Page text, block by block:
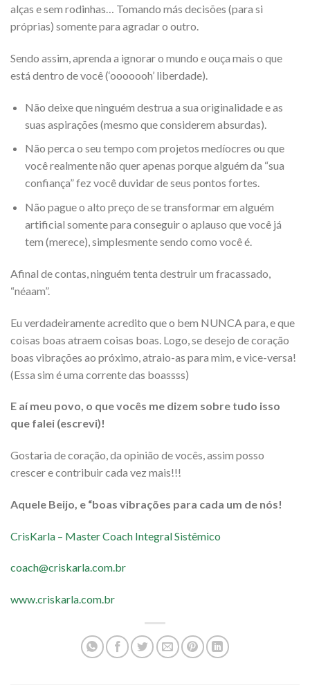
alças e sem rodinhas… Tomando más decisões (para si
próprias) somente para agradar o outro.
Sendo assim, aprenda a ignorar o mundo e ouça mais o que
está dentro de você (‘ooooooh’ liberdade).
Não deixe que ninguém destrua a sua originalidade e as
suas aspirações (mesmo que considerem absurdas).
Não perca o seu tempo com projetos medíocres ou que
você realmente não quer apenas porque alguém da “sua
confiança” fez você duvidar de seus pontos fortes.
Não pague o alto preço de se transformar em alguém
artificial somente para conseguir o aplauso que você já
tem (merece), simplesmente sendo como você é.
Afinal de contas, ninguém tenta destruir um fracassado,
“néaam”.
Eu verdadeiramente acredito que o bem NUNCA para, e que
coisas boas atraem coisas boas. Logo, se desejo de coração
boas vibrações ao próximo, atraio-as para mim, e vice-versa!
(Essa sim é uma corrente das boassss)
E aí meu povo, o que vocês me dizem sobre tudo isso
que falei (escrevi)!
Gostaria de coração, da opinião de vocês, assim posso
crescer e contribuir cada vez mais!!!
Aquele Beijo, e “boas vibrações para cada um de nós!
CrisKarla – Master Coach Integral Sistêmico
coach@criskarla.com.br
www.criskarla.com.br